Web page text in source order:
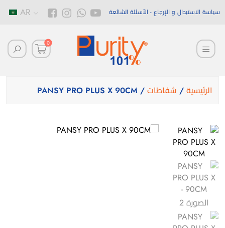
AR سياسة الاستبدال و الإرجاع الأسئلة الشائعة
0
الرئيسية / شفاطات / PANSY PRO PLUS X 90CM